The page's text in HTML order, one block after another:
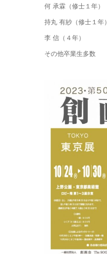
何 承霖（修士１年）
持丸 有紗（修士１年）
李 信（４年）
その他卒業生多数